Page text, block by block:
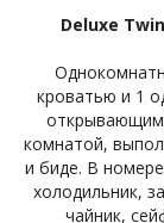
Deluxe
кроватью и 1
комнатой,
и биде. В
холодильник,
чайник,